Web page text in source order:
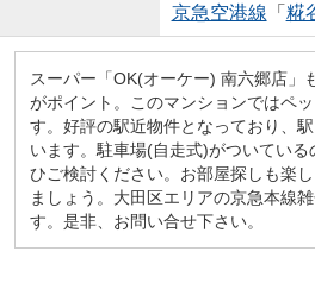
京急空港線 「 糀
スーパー「OK(オーケー) 南六郷店」
がポイント。このマンションではペ
す。好評の駅近物件となっており、
います。駐車場(自走式)がついてい
ひご検討ください。お部屋探しも楽
ましょう。大田区エリアの京急本線
す。是非、お問い合せ下さい。